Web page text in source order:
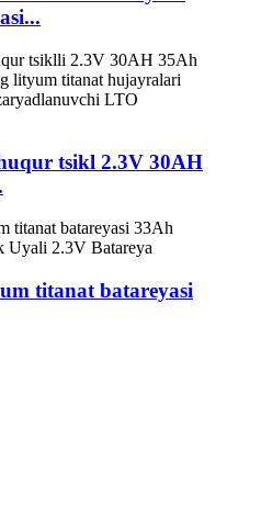
tsikl 2.3V 30AH
titanat batareyasi